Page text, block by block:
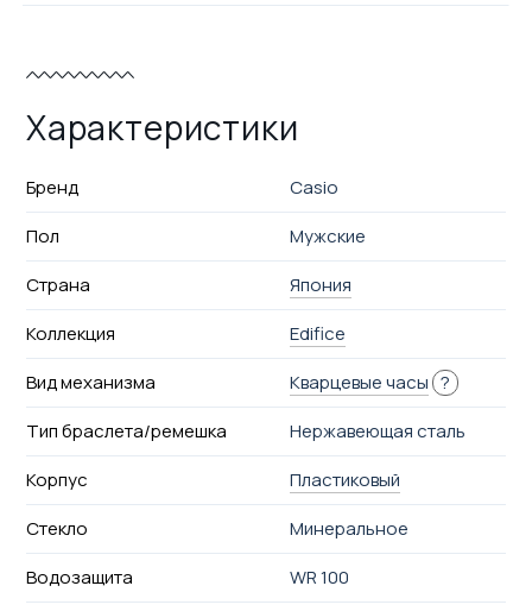
Характеристики
Бренд
Casio
Пол
Мужские
Страна
Япония
Коллекция
Edifice
Вид механизма
Кварцевые часы ?
Тип браслета/ремешка
Нержавеющая сталь
Корпус
Пластиковый
Стекло
Минеральное
Водозащита
WR 100